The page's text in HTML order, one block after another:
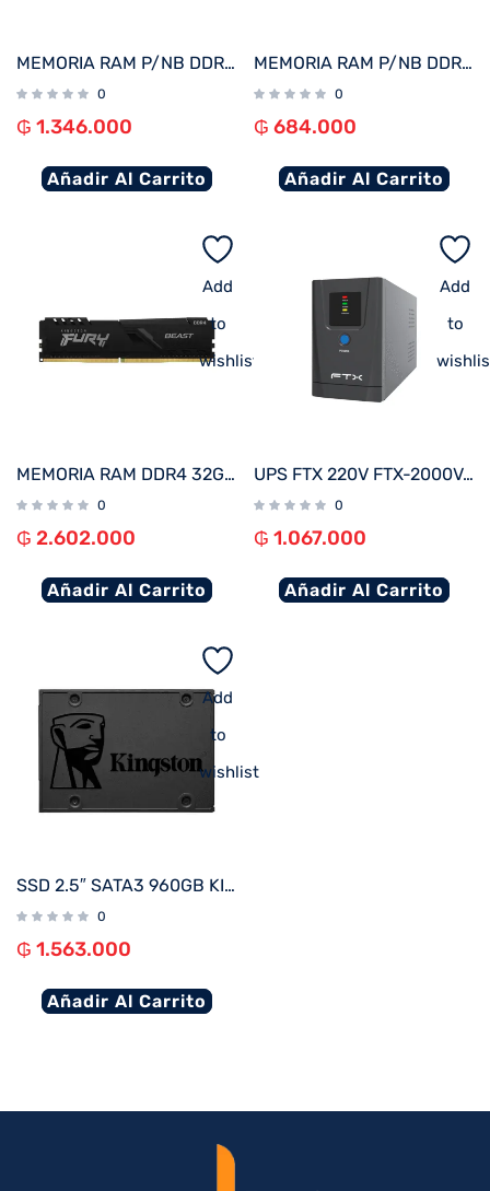
MEMORIA RAM P/NB DDR4 16GB 3200 KINGSTON FURY IMPACT KF432S20IB/16
0
₲ 1.346.000
Añadir Al Carrito
MEMORIA RAM P/NB DDR4 8GB 3200 KINGSTON KVR32S22S8/8
0
₲ 684.000
Añadir Al Carrito
Add
to
wishlist
MEMORIA RAM DDR4 32GB 3200 KINGSTON FURY BEAST BK KF432C16BB/32
0
₲ 2.602.000
Añadir Al Carrito
Add
to
UPS FTX 220V FTX-2000VA / 1200W NEMA UNIVERSAL
0
₲ 1.067.000
Añadir Al Carrito
Add
to
wishlist
SSD 2.5″ SATA3 960GB KINGSTON SA400S37/960G
0
₲ 1.563.000
Añadir Al Carrito